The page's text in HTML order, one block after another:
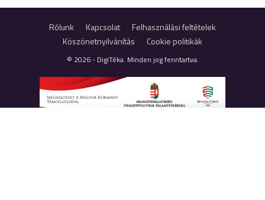
Rólunk Kapcsolat
Felhasználási feltételek
Köszönetnyilvánítás
Cookie politikák
© 2026 - DigiTéka. Minden jog fenntartva.